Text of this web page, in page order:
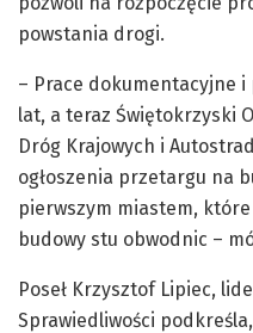
powstania drogi.
– Prace dokumentacyjne i
lat, a teraz Świętokrzyski
Dróg Krajowych i
ogłoszenia przetargu na
pierwszym miastem,
budowy stu obwodnic –
Poseł Krzysztof Lipiec,
Sprawiedliwości